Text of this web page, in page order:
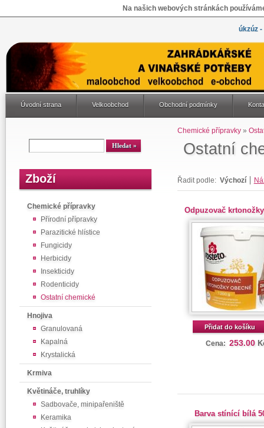
Na našich webových stránkách
úkzúz
Úvodní strana Velkoobchod Obchodní podmínky
Zboží
Chemické přípravky
Přírodní přípravky
Parazitické hlístice
Fungicidy
Herbicidy
Insekticidy
Rodenticidy
Ostatní chemické
Hnojiva
Granulovaná
Kapalná
Krystalická
Krmiva
Květináče, truhlíky
Sadbovače, minipařeniště
Keramika
Ostatní
Chemické přípravky»
Řadit podle: Výchozí
Odpuzovač
Přidat do košíku
Cena: 253.00
Barva stínící bílá